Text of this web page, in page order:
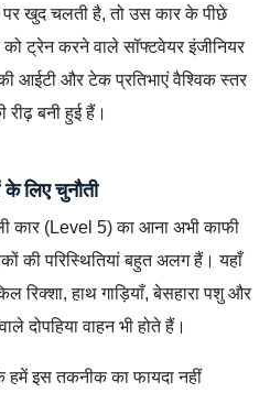
पर खुद चलती है, तो उस कार के पीछे
ट्रेन करने वाले सॉफ्टवेयर इंजीनियर
आईटी और टेक प्रतिभाएं वैश्विक स्तर
रीढ़ बनी हुई हैं।
लिए चुनौती
कार (Level 5) का आना अभी काफी
की परिस्थितियां बहुत अलग हैं। यहाँ
रिक्शा, हाथ गाड़ियाँ, बेसहारा पशु और
दोपहिया वाहन भी होते हैं।
इस तकनीक का फायदा नहीं